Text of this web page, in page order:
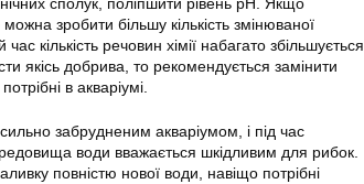
зробити більшу кількість змінюваної
кількість речовин хімії набагато збільшується
якісь добрива, то рекомендується замінити
в акваріумі
забрудненим акваріумом, і під час
води вважається шкідливим для рибок.
повністю нової води, навіщо потрібні